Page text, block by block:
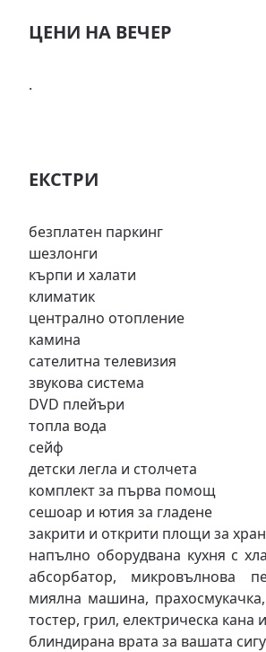
ЦЕНИ НА ВЕЧЕР
.
EКСТРИ
безплатен паркинг
шезлонги
кърпи и халати
климатик
централно отопление
камина
сателитна телевизия
звукова система
DVD плейъри
топла вода
сейф
детски легла и столчета
комплект за първа помощ
сешоар и ютия за гладене
закрити и открити площи за
напълно оборудвана кухня с
абсорбатор, микровълнова
миялна машина,
тостер, грил, електрическа кана
блиндирана врата за вашата